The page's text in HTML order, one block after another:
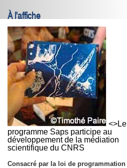
À l'affiche
<>Le
programme Saps participe au
développement de la médiation
scientifique du CNRS
Consacré par la loi de programmation